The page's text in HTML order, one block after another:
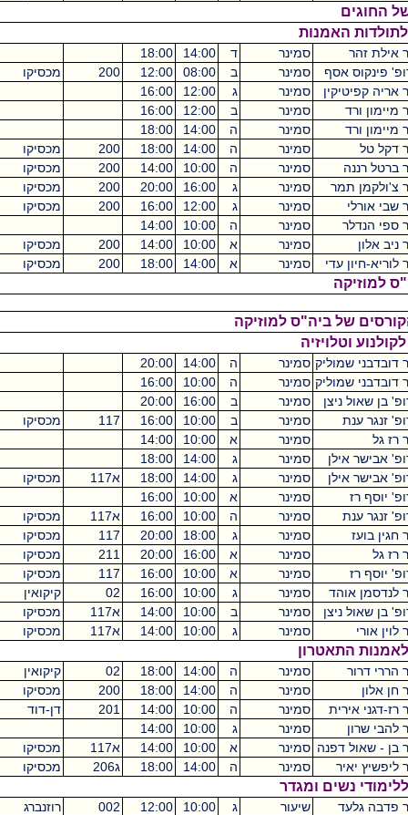
האמנות
סמינר ד 18:00
אסף
סמינר ב 12:00
200 מכסיקו
4
סמינר ג 16:00
סמינר ב 16:00
סמינר ה 18:00
סמינר
ה 18:00
200 מכסיקו
4
סמינר ה 14:00
200 מכסיקו
4
סמינר ג 20:00
200 מכסיקו
4
סמינר ג 16:00
200 מכסיקו
4
סמינר ה 14:00
סמינר
א 14:00
200 מכסיקו
4
עדי
סמינר א 18:00
200 מכסיקו 4
ביה"ס למוזיקה
סמינר ה 20:00
סמינר ה 16:00
סמינר ב 20:00
סמינר ב 16:00
117 מכסיקו
4
א 14:00
סמינר ג 18:00
סמינר ג 18:00 א117 מכסיקו
4
סמינר
א 16:00
סמינר ה 16:00 א117 מכסיקו
4
סמינר
ג 20:00
117 מכסיקו
2
א 20:00
211 מכסיקו
4
סמינר
א 16:00
117 מכסיקו
4
סמינר ג 16:00
02 קיקואין
4
סמינר ב 14:00 א117 מכסיקו
4
סמינר
ג 14:00 א117 מכסיקו 4
סמינר ה 18:00
02 קיקואין
4
סמינר
ה 18:00
200 מכסיקו
4
סמינר ה 14:00
201 דן-דוד
4
סמינר ג 14:00
דפנה סמינר א 14:00 א117 מכסיקו
4
סמינר ה 18:00 מכסיקו 4
ומגדר
שיעור ג 12:00
002
רוזנברג